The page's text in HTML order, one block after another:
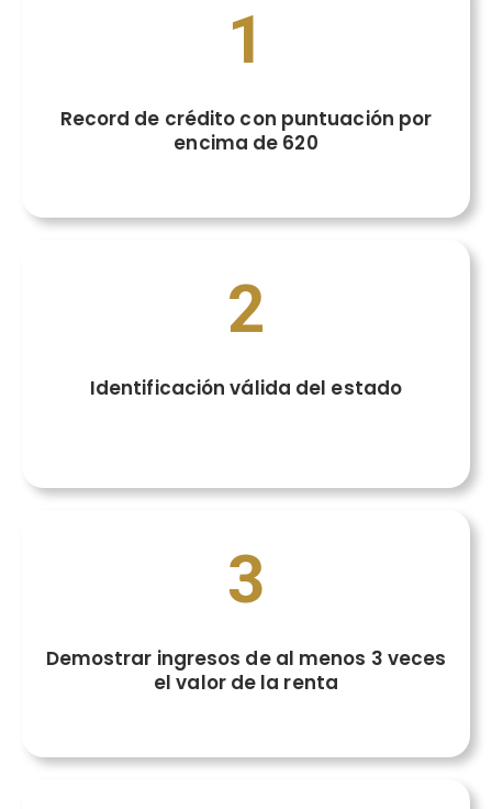
1
Record de crédito con puntuación por
encima de 620
2
Identificación válida del estado
3
Demostrar ingresos de al menos 3 veces
el valor de la renta